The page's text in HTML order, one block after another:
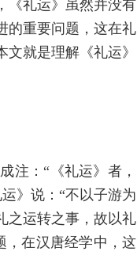
《礼运》虽然并没有
的重要问题，这在礼
就是理解《礼运》
注：“《礼运》者，
》说：“不以子游为
之运转之事，故以礼
，在汉唐经学中，这